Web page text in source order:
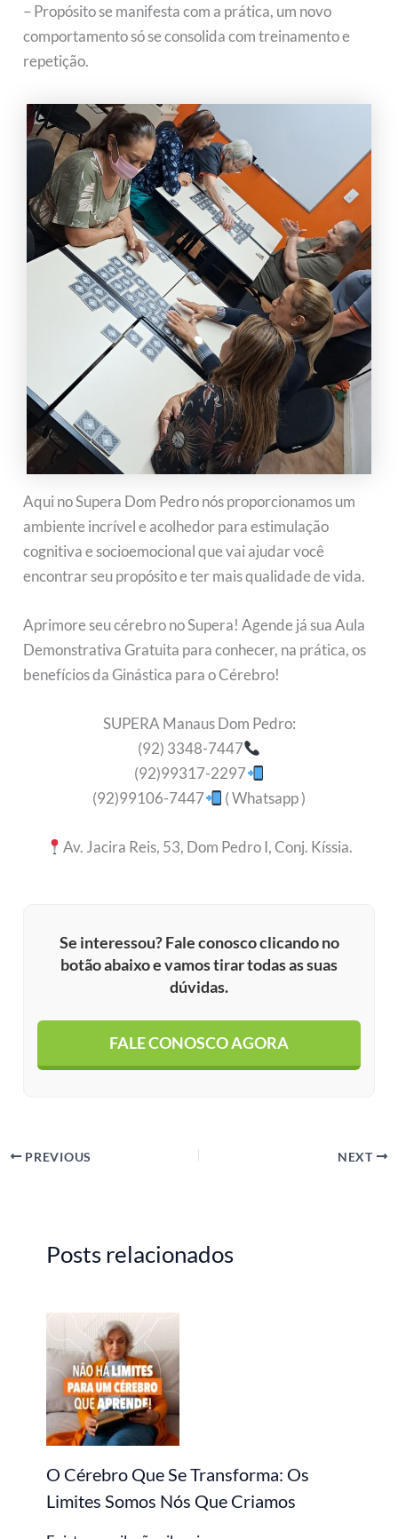
– Propósito se manifesta com a prática, um novo
comportamento só se consolida com treinamento e
repetição.
Aqui no Supera Dom Pedro nós proporcionamos um
ambiente incrível e acolhedor para estimulação
cognitiva e socioemocional que vai ajudar você
encontrar seu propósito e ter mais qualidade de vida.
Aprimore seu cérebro no Supera! Agende já sua Aula
Demonstrativa Gratuita para conhecer, na prática, os
benefícios da Ginástica para o Cérebro!
SUPERA Manaus Dom Pedro:
(92) 3348-7447
(92)99317-2297
(92)99106-7447
( Whatsapp )
Av. Jacira Reis, 53, Dom Pedro I, Conj. Kíssia.
Se interessou? Fale conosco clicando no
botão abaixo e vamos tirar todas as suas
dúvidas.
FALE CONOSCO AGORA
PREVIOUS NEXT
Posts relacionados
O Cérebro Que Se Transforma: Os
Limites Somos Nós Que Criamos